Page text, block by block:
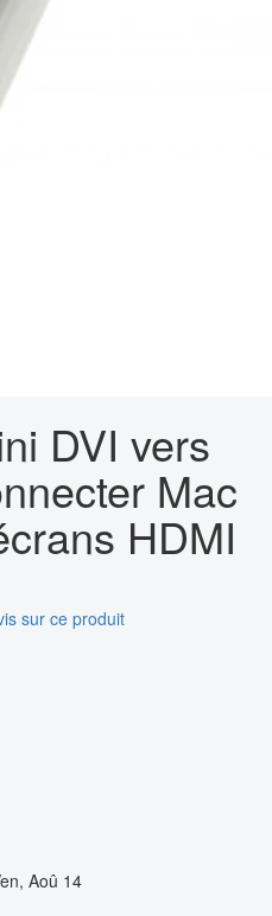
DVI vers
Mac
HDMI
sur ce produit
Aoû 14